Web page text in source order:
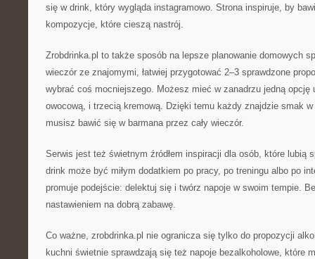
się w drink, który wygląda instagramowo. Strona inspiruje, by
kompozycje, które cieszą nastrój.
Zrobdrinka.pl to także sposób na lepsze planowanie domowych
wieczór ze znajomymi, łatwiej przygotować 2–3 sprawdzone
wybrać coś mocniejszego. Możesz mieć w zanadrzu jedną opcję
owocową, i trzecią kremową. Dzięki temu każdy znajdzie smak
musisz bawić się w barmana przez cały wieczór.
Serwis jest też świetnym źródłem inspiracji dla osób, które lubią
drink może być miłym dodatkiem po pracy, po treningu albo po
promuje podejście: delektuj się i twórz napoje w swoim tempie.
nastawieniem na dobrą zabawę.
Co ważne, zrobdrinka.pl nie ogranicza się tylko do propozycji
kuchni świetnie sprawdzają się też napoje bezalkoholowe, które